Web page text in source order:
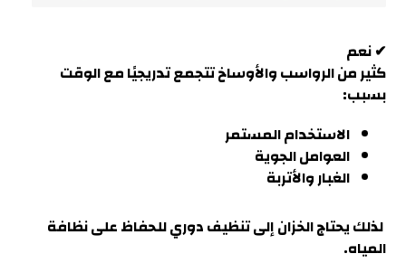
✔ نعم
كثير من الرواسب والأوساخ تتجمع تدريجيًا مع الوقت
بسبب:
الاستخدام المستمر
العوامل الجوية
الغبار والأتربة
لذلك يحتاج الخزان إلى تنظيف دوري للحفاظ على نظافة
المياه.